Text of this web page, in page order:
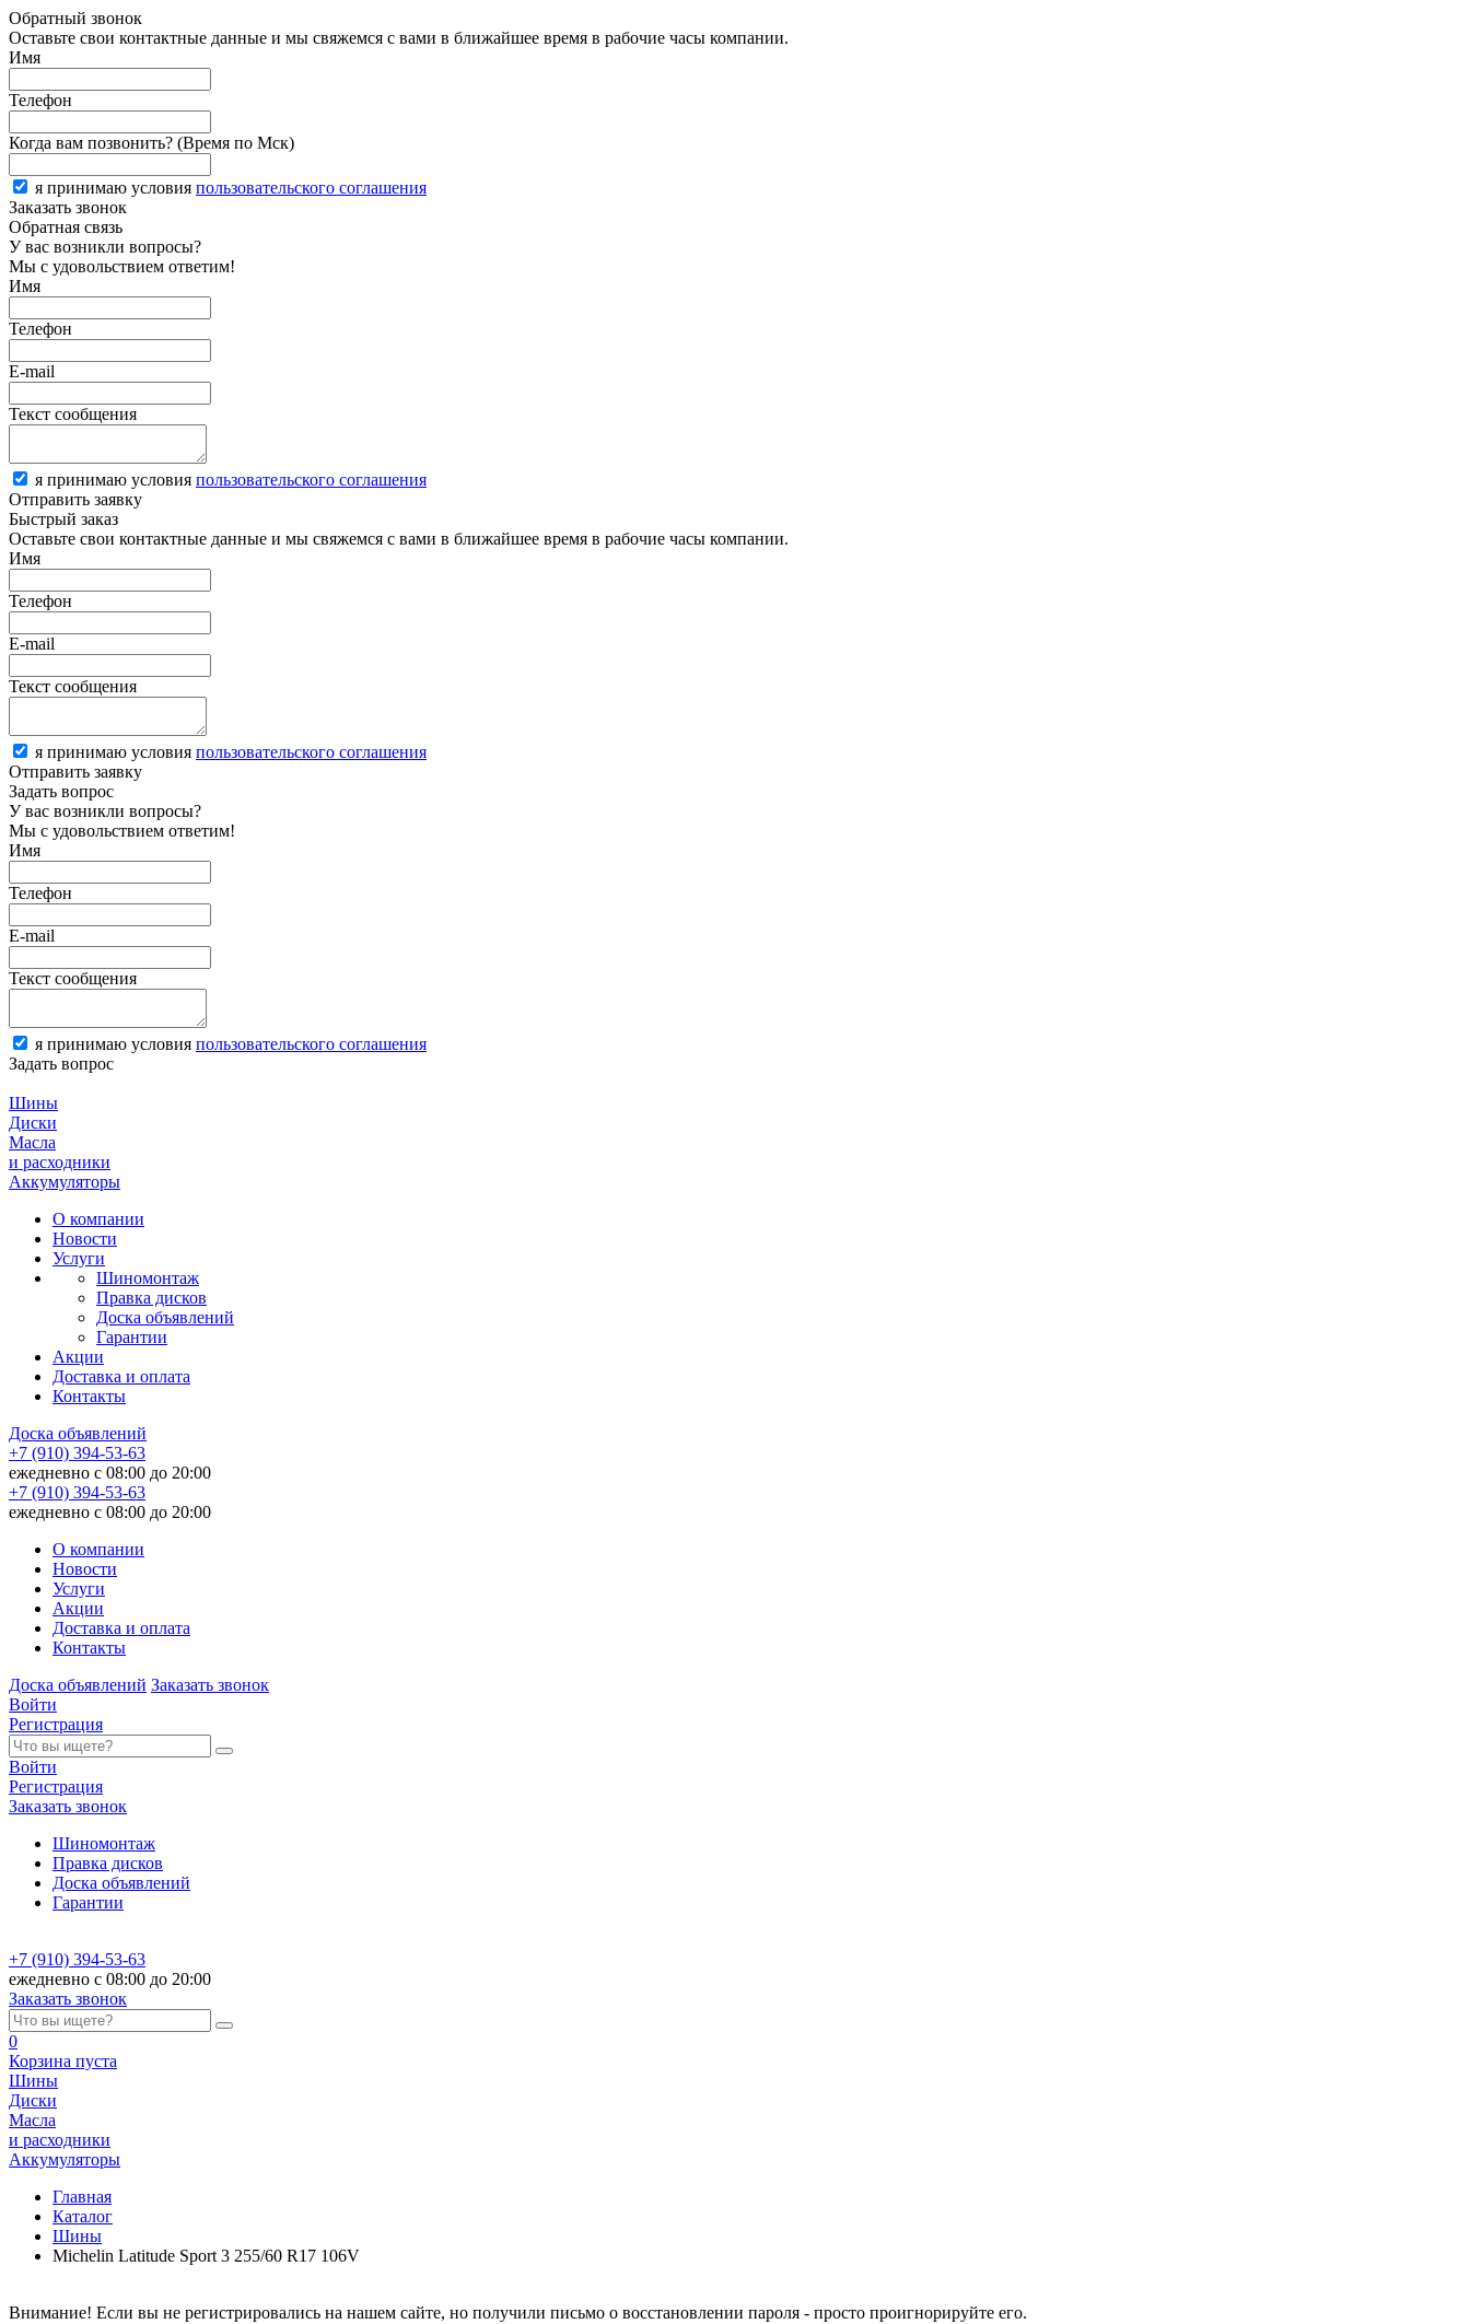
Обратный звонок
Оставьте свои контактные данные и мы свяжемся с вами в ближайшее время в рабочие часы компании.
Имя
Телефон
Когда вам позвонить? (Время по Мск)
я принимаю условия пользовательского соглашения
Заказать звонок
Обратная связь
У вас возникли вопросы?
Мы с удовольствием ответим!
Имя
Телефон
E-mail
Текст сообщения
я принимаю условия пользовательского соглашения
Отправить заявку
Быстрый заказ
Оставьте свои контактные данные и мы свяжемся с вами в ближайшее время в рабочие часы компании.
Имя
Телефон
E-mail
Текст сообщения
я принимаю условия пользовательского соглашения
Отправить заявку
Задать вопрос
У вас возникли вопросы?
Мы с удовольствием ответим!
Имя
Телефон
E-mail
Текст сообщения
я принимаю условия пользовательского соглашения
Задать вопрос
Шины
Диски
Масла
и расходники
Аккумуляторы
О компании
Новости
Услуги
Шиномонтаж
Правка дисков
Доска объявлений
Гарантии
Акции
Доставка и оплата
Контакты
Доска объявлений
+7 (910) 394-53-63
ежедневно с 08:00 до 20:00
+7 (910) 394-53-63
ежедневно с 08:00 до 20:00
О компании
Новости
Услуги
Акции
Доставка и оплата
Контакты
Доска объявлений Заказать звонок
Войти
Регистрация
Войти
Регистрация
Заказать звонок
Шиномонтаж
Правка дисков
Доска объявлений
Гарантии
+7 (910) 394-53-63
ежедневно с 08:00 до 20:00
Заказать звонок
0
Корзина пуста
Шины
Диски
Масла
и расходники
Аккумуляторы
Главная
Каталог
Шины
Michelin Latitude Sport 3 255/60 R17 106V
Внимание! Если вы не регистрировались на нашем сайте, но получили письмо о восстановлении пароля - просто проигнорируйте его.